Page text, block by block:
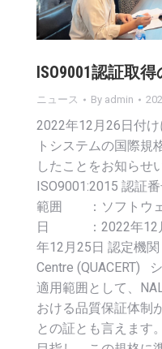
ISO9001認証取
ニュース By admin
2022年12月26日付
トシステムの国際規
したことをお知ら
ISO9001:2015 認
範囲 ：ソフトウェ
日 ：2022年12
年12月25日 認定機
Centre (QUACERT)
適用範囲として、
おける品質保証体制
との証とも言えます